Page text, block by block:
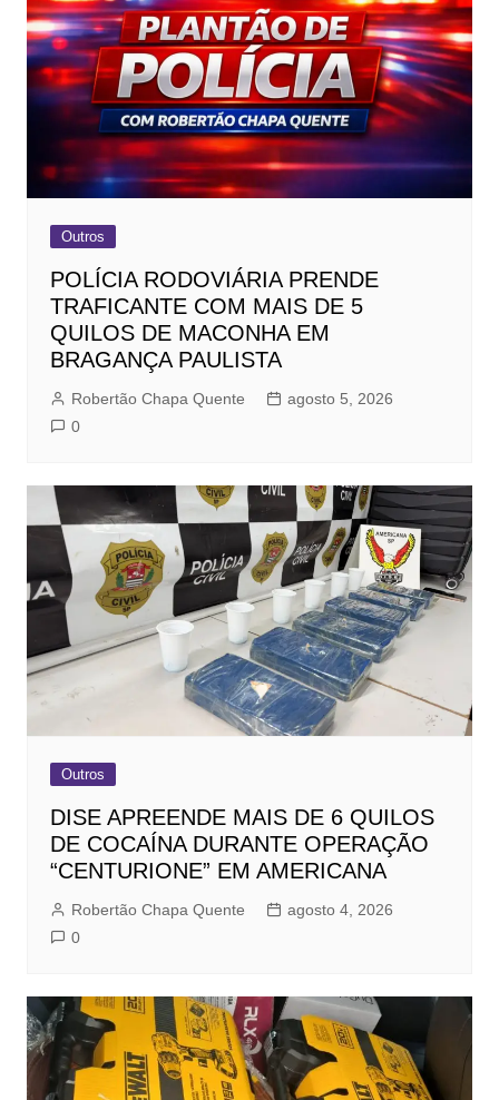
Outros
POLÍCIA RODOVIÁRIA PRENDE
TRAFICANTE COM MAIS DE 5
QUILOS DE MACONHA EM
BRAGANÇA PAULISTA
Robertão Chapa Quente
agosto 5, 2026
0
Outros
DISE APREENDE MAIS DE 6 QUILOS
DE COCAÍNA DURANTE OPERAÇÃO
“CENTURIONE” EM AMERICANA
Robertão Chapa Quente
agosto 4, 2026
0